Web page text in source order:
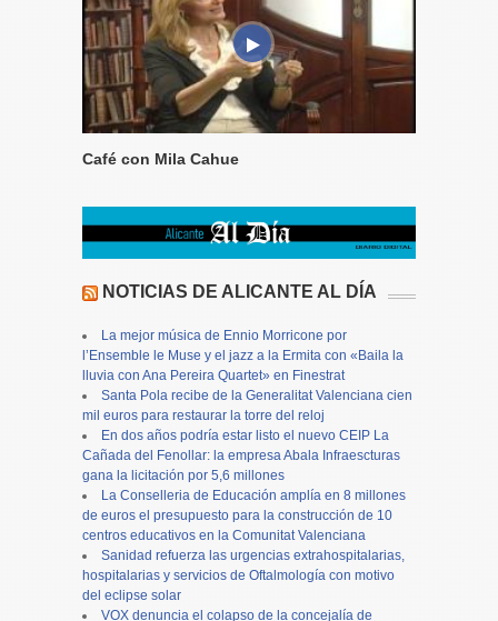
Café con Mila Cahue
NOTICIAS DE ALICANTE AL DÍA
La mejor música de Ennio Morricone por
l’Ensemble le Muse y el jazz a la Ermita con «Baila la
lluvia con Ana Pereira Quartet» en Finestrat
Santa Pola recibe de la Generalitat Valenciana cien
mil euros para restaurar la torre del reloj
En dos años podría estar listo el nuevo CEIP La
Cañada del Fenollar: la empresa Abala Infraescturas
gana la licitación por 5,6 millones
La Conselleria de Educación amplía en 8 millones
de euros el presupuesto para la construcción de 10
centros educativos en la Comunitat Valenciana
Sanidad refuerza las urgencias extrahospitalarias,
hospitalarias y servicios de Oftalmología con motivo
del eclipse solar
VOX denuncia el colapso de la concejalía de